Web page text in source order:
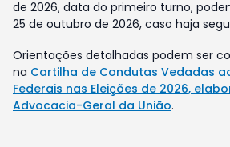
de 2026, data do primeiro turno,
25 de outubro de 2026, caso haja
Orientações detalhadas podem ser
na Cartilha de Condutas Vedadas
Federais nas Eleições de 2026,
Advocacia-Geral da União.